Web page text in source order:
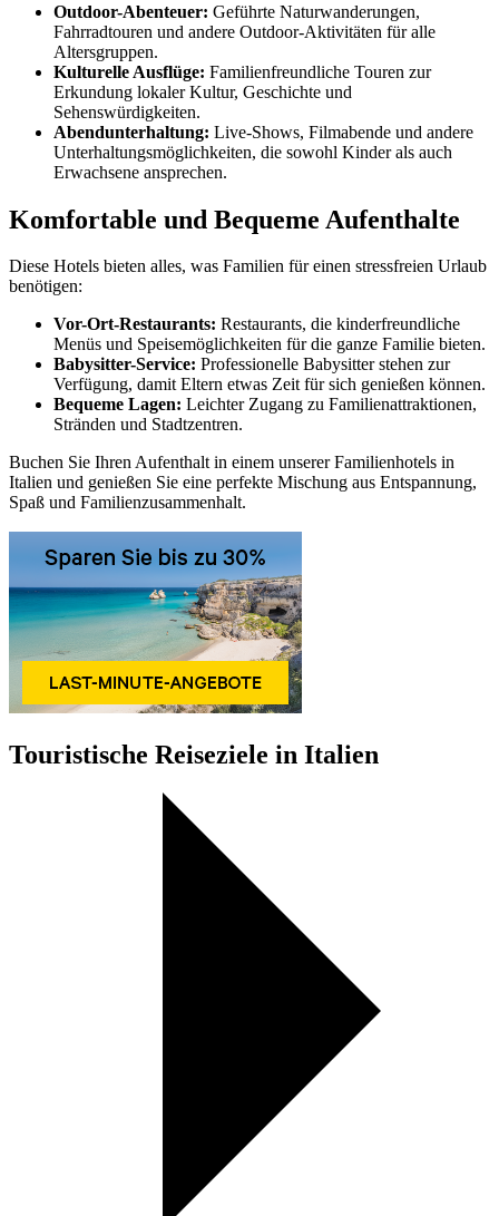
Outdoor-Abenteuer: Geführte Naturwanderungen,
Fahrradtouren und andere Outdoor-Aktivitäten für alle
Altersgruppen.
Kulturelle Ausflüge: Familienfreundliche Touren zur
Erkundung lokaler Kultur, Geschichte und
Sehenswürdigkeiten.
Abendunterhaltung: Live-Shows, Filmabende und andere
Unterhaltungsmöglichkeiten, die sowohl Kinder als auch
Erwachsene ansprechen.
Komfortable und Bequeme Aufenthalte
Diese Hotels bieten alles, was Familien für einen stressfreien Urlaub
benötigen:
Vor-Ort-Restaurants: Restaurants, die kinderfreundliche
Menüs und Speisemöglichkeiten für die ganze Familie bieten.
Babysitter-Service: Professionelle Babysitter stehen zur
Verfügung, damit Eltern etwas Zeit für sich genießen können.
Bequeme Lagen: Leichter Zugang zu Familienattraktionen,
Stränden und Stadtzentren.
Buchen Sie Ihren Aufenthalt in einem unserer Familienhotels in
Italien und genießen Sie eine perfekte Mischung aus Entspannung,
Spaß und Familienzusammenhalt.
Touristische Reiseziele in Italien